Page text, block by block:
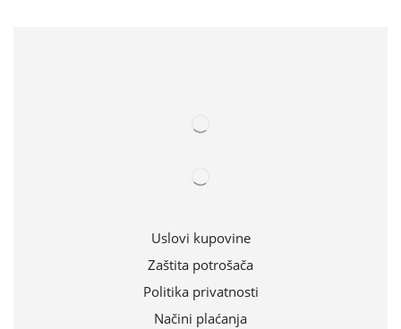
Uslovi kupovine
Zaštita potrošača
Politika privatnosti
Načini plaćanja